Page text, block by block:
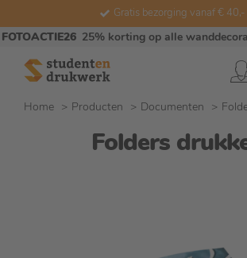
Gratis bezorging vanaf € 40,-
FOTOACTIE26 25% korting op alle
Home Producten Documenten
Folders